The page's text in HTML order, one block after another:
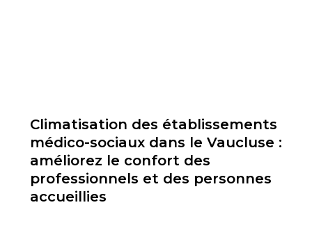
Climatisation des établissements
médico-sociaux dans le Vaucluse :
améliorez le confort des
professionnels et des personnes
accueillies